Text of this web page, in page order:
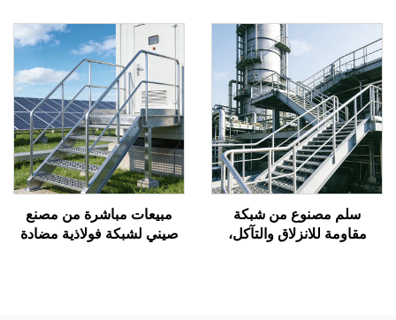
والنفطية
التلوث
سلم مصنوع من شبكة
مقاومة للانزلاق والتآكل،
مبيعات مباشرة من مصنع
صيني لشبكة فولاذية مضادة